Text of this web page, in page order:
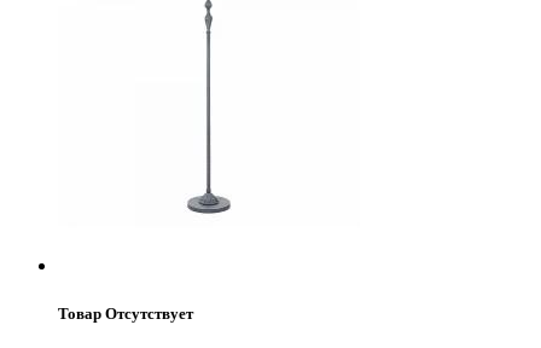
Товар Отсутствует